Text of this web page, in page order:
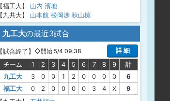
【福工大】
山内 濱地
【九共大】
山本航 松岡渉 秋山椋
九工大の最近3試合
【試合終了】 ◇開始 5/4 09:38
詳 細
チーム
1 2 3 4 5 6 7 8 9
計
九工大
3 0 0 1 2 0 0 0 0
6
福工大
0 2 0 0 0 0 3 4 X
9